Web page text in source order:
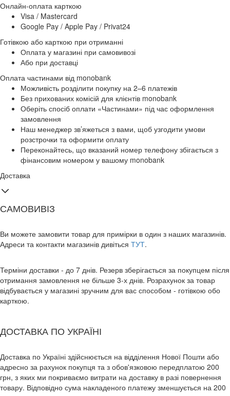
Онлайн-оплата карткою
Visa / Mastercard
Google Pay / Apple Pay / Privat24
Готівкою або карткою при отриманні
Оплата у магазині при самовивозі
Або при доставці
Оплата частинами від monobank
Можливість розділити покупку на 2–6 платежів
Без прихованих комісій для клієнтів monobank
Оберіть спосіб оплати «Частинами» під час оформлення
замовлення
Наш менеджер зв’яжеться з вами, щоб узгодити умови
розстрочки та оформити оплату
Переконайтесь, що вказаний номер телефону збігається з
фінансовим номером у вашому monobank
Доставка
САМОВИВІЗ
Ви можете замовити товар для примірки в один з наших магазинів.
Адреси та контакти магазинів дивіться ТУТ.
Терміни доставки - до 7 днів. Резерв зберігається за покупцем після
отримання замовлення не більше 3-х днів. Розрахунок за товар
відбувається у магазині зручним для вас способом - готівкою обо
карткою.
ДОСТАВКА ПО УКРАЇНІ
Доставка по Україні здійснюється на відділення Нової Пошти або
адресно за рахунок покупця та з обов'язковою передплатою 200
грн, з яких ми покриваємо витрати на доставку в разі повернення
товару. Відповідно сума накладеного платежу зменшується на 200